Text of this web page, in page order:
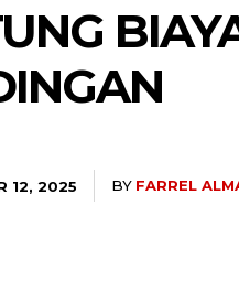
12, 2025 BY FARREL